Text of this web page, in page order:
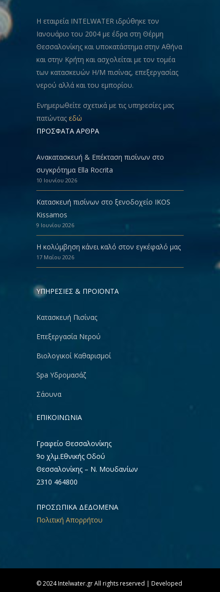
Η εταιρεία INTELWATER ιδρύθηκε τον
Ιανουάριο του 2004 με έδρα στη Θέρμη
Θεσσαλονίκης και υποκατάστημα στην Αθήνα
και στην Κρήτη και ασχολείται με τον τομέα
των κατασκευών Η/Μ πισίνας, επεξεργασίας
νερού αλλά και του εμπορίου.
Ενημερωθείτε σχετικά με τις υπηρεσίες μας
πατώντας εδώ
ΠΡΟΣΦΑΤΑ ΑΡΘΡΑ
Ανακατασκευή & Eπέκταση πισίνων στο
συγκρότημα Ella Rocrita
10 Ιουνίου 2026
Κατασκευή πισίνων στο ξενοδοχείο IKOS
Kissamos
9 Ιουνίου 2026
Η κολύμβηση κάνει καλό στον εγκέφαλό μας
17 Μαΐου 2026
ΥΠΗΡΕΣΙΕΣ & ΠΡΟΪΟΝΤΑ
Κατασκευή Πισίνας
Επεξεργασία Νερού
Βιολογικοί Καθαρισμοί
Spa Υδρομασάζ
Σάουνα
ΕΠΙΚΟΙΝΩΝΊΑ
Γραφείο Θεσσαλονίκης
9ο χλμ.Εθνικής Οδού
Θεσσαλονίκης – Ν. Μουδανίων
2310 464800
ΠΡΟΣΩΠΙΚΑ ΔΕΔΟΜΕΝΑ
Πολιτική Απορρήτου
© 2024 Intelwater.gr All rights reserved | Developed